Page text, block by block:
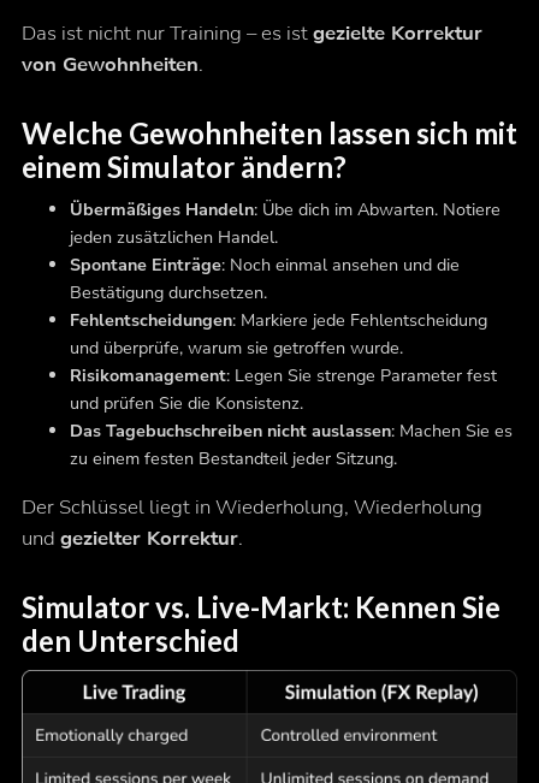
Das ist nicht nur Training – es istgezielte Korrektur
von Gewohnheiten.
Welche Gewohnheiten lassen sich mit
einem Simulator ändern?
Übermäßiges Handeln: Übe dich im Abwarten. Notiere
jeden zusätzlichen Handel.
Spontane Einträge: Noch einmal ansehen und die
Bestätigung durchsetzen.
Fehlentscheidungen: Markiere jede Fehlentscheidung
und überprüfe, warum sie getroffen wurde.
Risikomanagement: Legen Sie strenge Parameter fest
und prüfen Sie die Konsistenz.
Das Tagebuchschreiben nicht auslassen: Machen Sie es
zu einem festen Bestandteil jeder Sitzung.
Der Schlüssel liegt in Wiederholung, Wiederholung
und gezielter Korrektur.
Simulator vs. Live-Markt: Kennen Sie
den Unterschied